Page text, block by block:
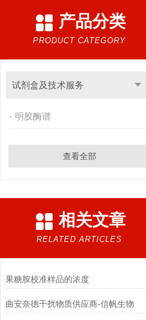
产品分类
PRODUCT CATEGORY
试剂盒及技术服务
明胶酶谱
查看全部
相关文章
RELATED ARTICLES
果糖胺校准样品的浓度
曲安奈德干扰物质供应商-信帆生物